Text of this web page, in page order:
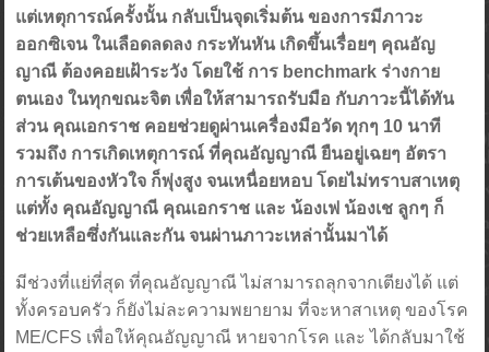
แต่เหตุการณ์ครั้งนั้น กลับเป็นจุดเริ่มต้น ของการมีภาวะ
ออกซิเจน ในเลือดลดลง กระทันหัน เกิดขึ้นเรื่อยๆ คุณอัญ
ญาณี ต้องคอยเฝ้าระวัง โดยใช้ การ benchmark ร่างกาย
ตนเอง ในทุกขณะจิต เพื่อให้สามารถรับมือ กับภาวะนี้ได้ทัน
ส่วน คุณเอกราช คอยช่วยดูผ่านเครื่องมือวัด ทุกๆ 10 นาที
รวมถึง การเกิดเหตุการณ์ ที่คุณอัญญาณี ยืนอยู่เฉยๆ อัตรา
การเต้นของหัวใจ ก็พุ่งสูง จนเหนื่อยหอบ โดยไม่ทราบสาเหตุ
แต่ทั้ง คุณอัญญาณี คุณเอกราช และ น้องเฟ น้องเช ลูกๆ ก็
ช่วยเหลือซึ่งกันและกัน จนผ่านภาวะเหล่านั้นมาได้
มีช่วงที่แย่ที่สุด ที่คุณอัญญาณี ไม่สามารถลุกจากเตียงได้ แต่
ทั้งครอบครัว ก็ยังไม่ละความพยายาม ที่จะหาสาเหตุ ของโรค
ME/CFS เพื่อให้คุณอัญญาณี หายจากโรค และ ได้กลับมาใช้